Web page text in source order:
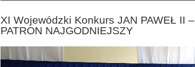
XI Wojewódzki Konkurs JAN PAWEŁ II –
PATRON NAJGODNIEJSZY
Odtwarzacz
video